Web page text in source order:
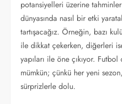
potansiyelleri üzerine
dünyasında nasıl bir etki
tartışacağız. Örneğin, bazı
ile dikkat çekerken, diğerleri
yapıları ile öne çıkıyor. Futbol
mümkün; çünkü her yeni
sürprizlerle dolu.